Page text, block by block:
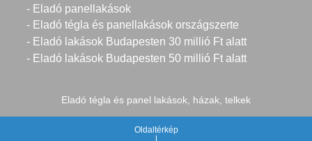
- Eladó panellakások
- Eladó tégla és panellakások országszerte
- Eladó lakások Budapesten 30 millió Ft alatt
- Eladó lakások Budapesten 50 millió Ft alatt
Eladó tégla és panel lakások, házak, telkek
Oldaltérkép